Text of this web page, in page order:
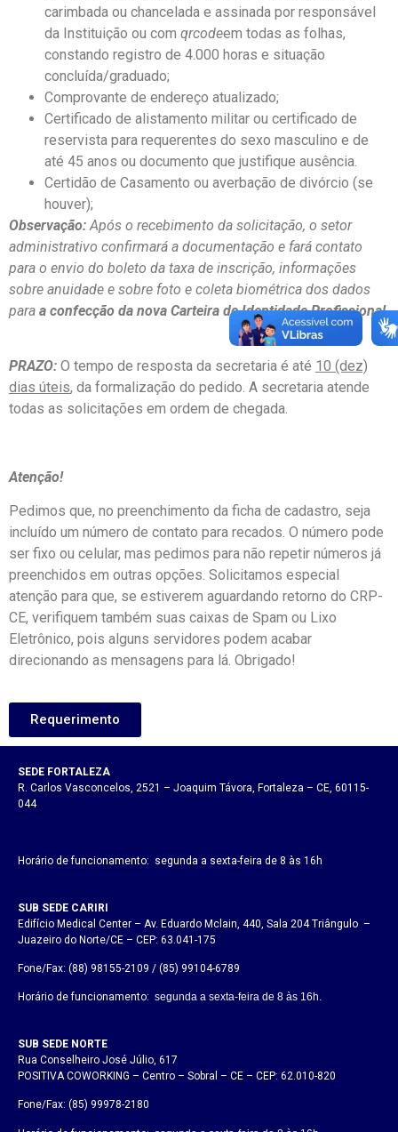
carimbada ou chancelada e assinada por responsável
da Instituição ou com qrcodeem todas as folhas,
constando registro de 4.000 horas e situação
concluída/graduado;
Comprovante de endereço atualizado;
Certificado de alistamento militar ou certificado de
reservista para requerentes do sexo masculino e de
até 45 anos ou documento que justifique ausência.
Certidão de Casamento ou averbação de divórcio (se
houver);
Observação: Após o recebimento da solicitação, o setor
administrativo confirmará a documentação e fará contato
para o envio do boleto da taxa de inscrição, informações
sobre anuidade e sobre foto e coleta biométrica dos dados
para a confecção da nova Carteira de Identidade Profissional.
PRAZO: O tempo de resposta da secretaria é até 10 (dez)
dias úteis, da formalização do pedido. A secretaria atende
todas as solicitações em ordem de chegada.
Atenção!
Pedimos que, no preenchimento da ficha de cadastro, seja
incluído um número de contato para recados. O número pode
ser fixo ou celular, mas pedimos para não repetir números já
preenchidos em outras opções. Solicitamos especial
atenção para que, se estiverem aguardando retorno do CRP-
CE, verifiquem também suas caixas de Spam ou Lixo
Eletrônico, pois alguns servidores podem acabar
direcionando as mensagens para lá. Obrigado!
Requerimento
SEDE FORTALEZA
R. Carlos Vasconcelos, 2521 – Joaquim Távora, Fortaleza – CE, 60115-
044
Horário de funcionamento: segunda a sexta-feira de 8 às 16h
SUB SEDE CARIRI
Edifício Medical Center – Av. Eduardo Mclain, 440, Sala 204 Triângulo –
Juazeiro do Norte/CE – CEP: 63.041-175
Fone/Fax: (88) 98155-2109 / (85) 99104-6789
Horário de funcionamento: segunda a sexta-feira de 8 às 16h.
SUB SEDE NORTE
Rua Conselheiro José Júlio, 617
POSITIVA COWORKING – Centro – Sobral – CE – CEP: 62.010-820
Fone/Fax: (85) 99978-2180